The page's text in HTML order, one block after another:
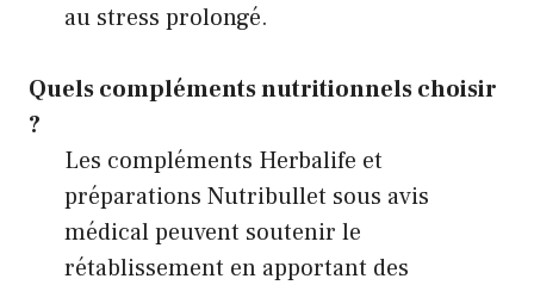
au stress prolongé.
Quels compléments nutritionnels choisir
?
Les compléments Herbalife et
préparations Nutribullet sous avis
médical peuvent soutenir le
rétablissement en apportant des